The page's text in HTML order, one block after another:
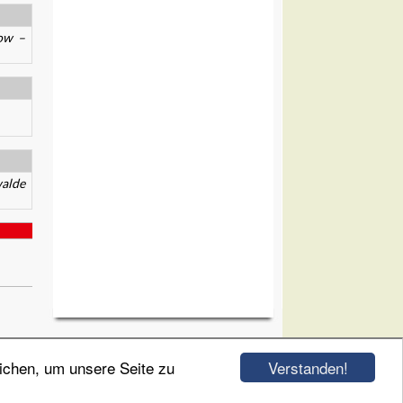
Verstanden!
um unsere Seite zu
–